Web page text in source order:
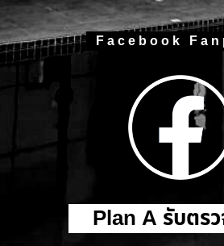
Facebook
Plan A รับตร